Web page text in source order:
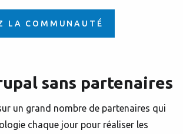
LA COMMUNAUTÉ
sans partenaires
un grand nombre de partenaires qui
chaque jour pour réaliser les